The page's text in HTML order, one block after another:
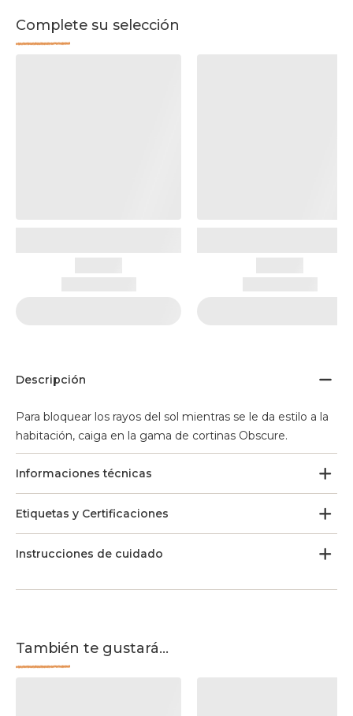
Complete su selección
Descripción
Para bloquear los rayos del sol mientras se le da estilo a la
habitación, caiga en la gama de cortinas Obscure.
Informaciones técnicas
Etiquetas y Certificaciones
Instrucciones de cuidado
También te gustará...